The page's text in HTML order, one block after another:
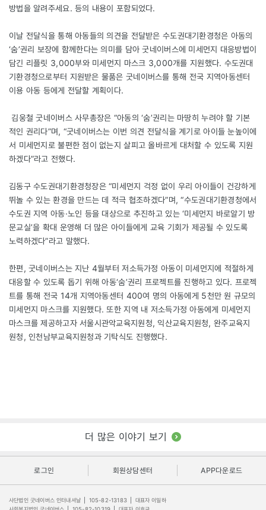
방법을 알려주세요. 등의 내용이 포함되었다.
이날 전달식을 통해 아동들의 의견을 전달받은 수도권대기환경청은 아동의
‘숨’권리 보장에 함께한다는 의미를 담아 굿네이버스에 미세먼지 대응방법이
담긴 리플릿 3,000부와 미세먼지 마스크 3,000개를 지원했다. 수도권대
기환경청으로부터 지원받은 물품은 굿네이버스를 통해 전국 지역아동센터
이용 아동 등에게 전달할 계획이다.
김웅철 굿네이버스 사무총장은 “아동의 ‘숨’권리는 마땅히 누려야 할 기본
적인 권리다”며, “굿네이버스는 이번 의견 전달식을 계기로 아이들 눈높이에
서 미세먼지로 불편한 점이 없는지 살피고 올바르게 대처할 수 있도록 지원
하겠다”라고 전했다.
김동구 수도권대기환경청장은 “미세먼지 걱정 없이 우리 아이들이 건강하게
뛰놀 수 있는 환경을 만드는 데 적극 협조하겠다”며, “수도권대기환경청에서
수도권 지역 아동·노인 등을 대상으로 추진하고 있는 ‘미세먼지 바로알기 방
문교실’을 확대 운영해 더 많은 아이들에게 교육 기회가 제공될 수 있도록
노력하겠다”라고 말했다.
한편, 굿네이버스는 지난 4월부터 저소득가정 아동이 미세먼지에 적절하게
대응할 수 있도록 돕기 위해 아동‘숨’권리 프로젝트를 진행하고 있다. 프로젝
트를 통해 전국 14개 지역아동센터 400여 명의 아동에게 5천만 원 규모의
미세먼지 마스크를 지원했다. 또한 지역 내 저소득가정 아동에게 미세먼지
마스크를 제공하고자 서울시관악교육지원청, 익산교육지원청, 완주교육지
원청, 인천남부교육지원청과 기탁식도 진행했다.
더 많은 이야기 보기
로그인 회원상담센터 APP다운로드
사단법인 굿네이버스 인터내셔날 105-82-13183
대표자 이일하